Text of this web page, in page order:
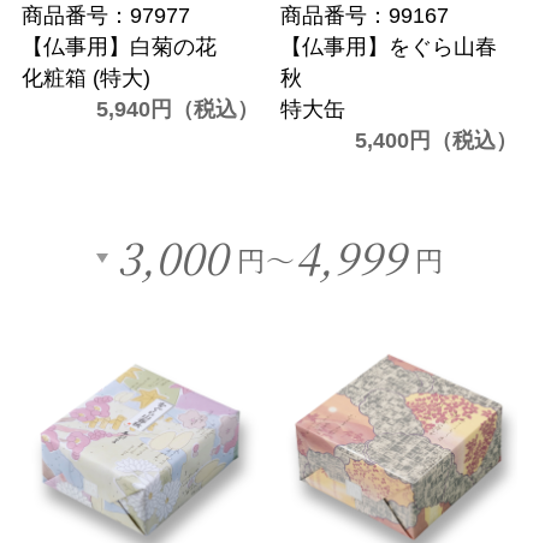
商品番号：97977
【仏事用】白菊の花
化粧箱 (特大)
5,940円（税込）
商品番号：99167
【仏事用】をぐら山春
秋
特大缶
5,400円（税込）
3,000 円～4,999 円